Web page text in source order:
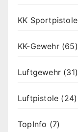
KK Sportpistole
KK-Gewehr(65)
Luftgewehr (31)
Luftpistole (24)
TopInfo (7)